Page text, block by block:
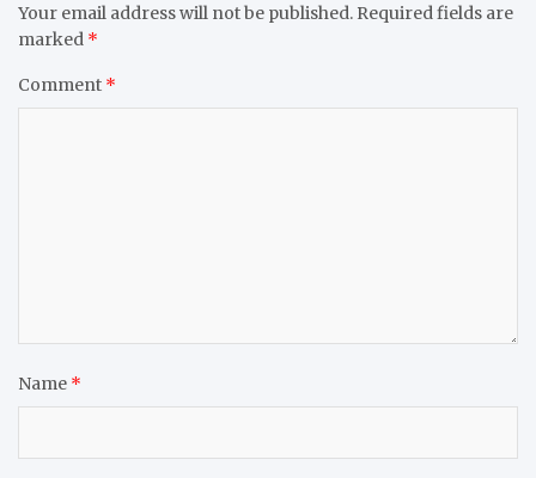
Your email address will not be published. Required fields are
marked *
Comment *
Name *